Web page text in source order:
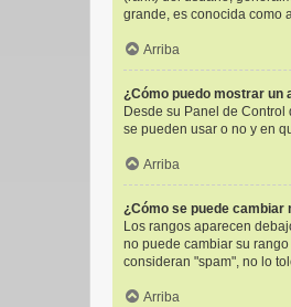
grande, es conocida como
Arriba
¿Cómo puedo mostrar un
Desde su Panel de
se pueden usar o no y en
Arriba
¿Cómo se puede cambiar
Los rangos aparecen
no puede cambiar su
consideran "spam", no lo
Arriba